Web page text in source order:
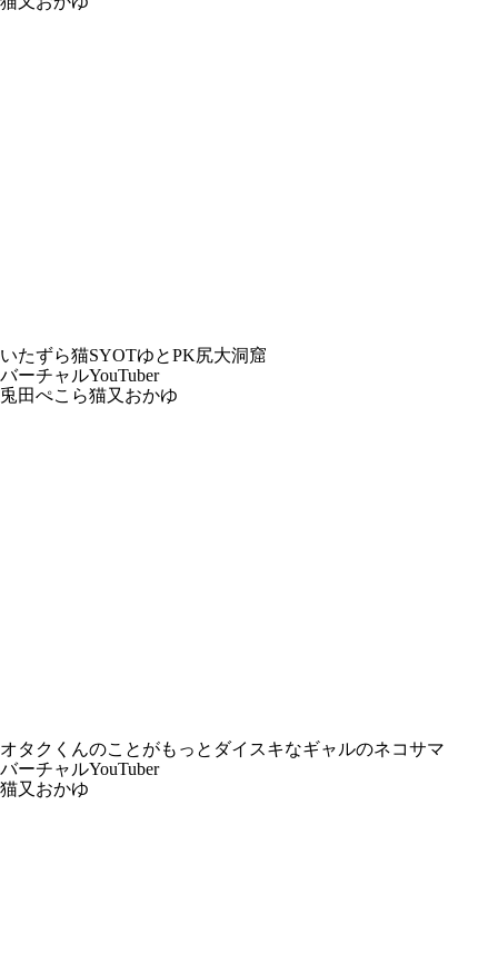
いたずら猫SYOTゆとPK尻大洞窟
バーチャルYouTuber
兎田ぺこら猫又おかゆ
オタクくんのことがもっとダイスキなギャルのネコサマ
バーチャルYouTuber
猫又おかゆ